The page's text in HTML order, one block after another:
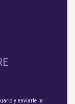
y enviarle la